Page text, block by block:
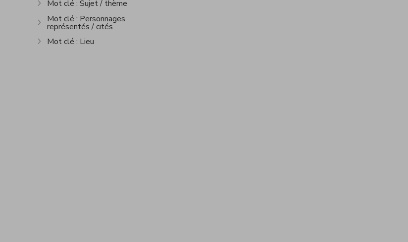
Afficher plus
Mot clé : Sujet / thème
Afficher plus
Mot clé : Personnages
représentés / cités
Afficher plus
Mot clé : Lieu